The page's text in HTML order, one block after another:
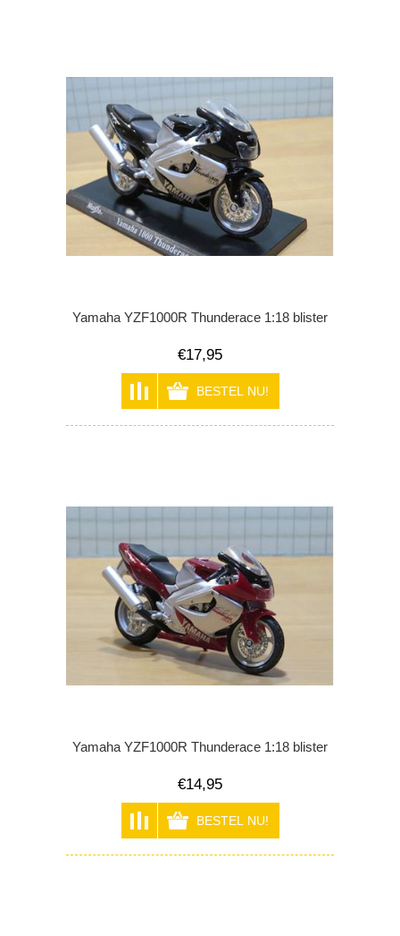
Yamaha YZF1000R Thunderace 1:18 blister
€17,95
Yamaha YZF1000R Thunderace 1:18 blister
€14,95